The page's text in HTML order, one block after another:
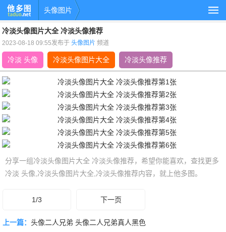
头像图片
冷淡头像图片大全 冷淡头像推荐
2023-08-18 09:55发布于头像图片 频道
冷淡 头像 冷淡头像图片大全 冷淡头像推荐
分享一组冷淡头像图片大全 冷淡头像推荐，希望你能喜欢，查找更多
冷淡 头像,冷淡头像图片大全,冷淡头像推荐内容，就上他多图。
1/3 下一页
上一篇： 头像二人兄弟 头像二人兄弟真人黑色